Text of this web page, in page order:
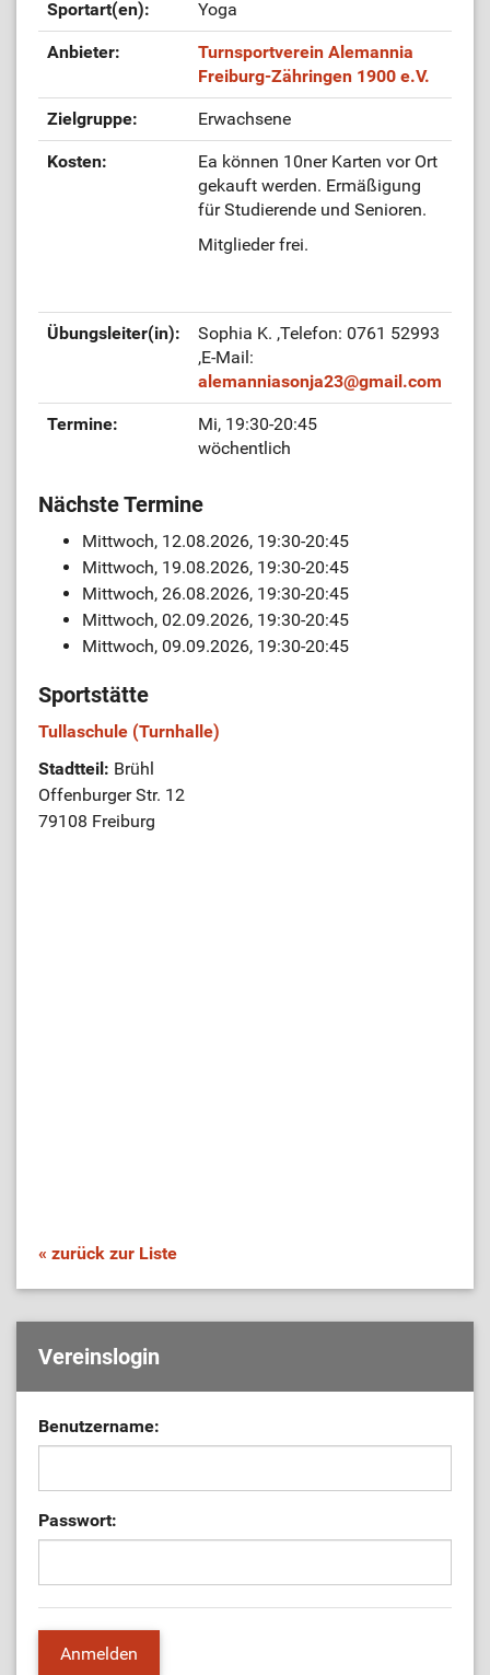
Sportart(en): Yoga
Anbieter:
Turnsportverein Alemannia
Freiburg-Zähringen 1900 e.V.
Zielgruppe: Erwachsene
Kosten:
Ea können 10ner Karten vor Ort
gekauft werden. Ermäßigung
für Studierende und Senioren.
Mitglieder frei.
Übungsleiter(in): Sophia K. ,Telefon: 0761 52993
,E-Mail:
alemanniasonja23@gmail.com
Termine:
Mi, 19:30-20:45
wöchentlich
Nächste Termine
Mittwoch, 12.08.2026, 19:30-20:45
Mittwoch, 19.08.2026, 19:30-20:45
Mittwoch, 26.08.2026, 19:30-20:45
Mittwoch, 02.09.2026, 19:30-20:45
Mittwoch, 09.09.2026, 19:30-20:45
Sportstätte
Tullaschule (Turnhalle)
Stadtteil: Brühl
Offenburger Str. 12
79108 Freiburg
« zurück zur Liste
Vereinslogin
Benutzername:
Passwort: